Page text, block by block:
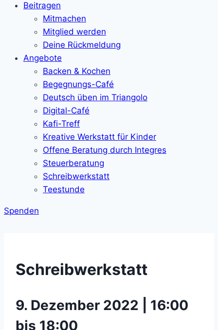
Beitragen
Mitmachen
Mitglied werden
Deine Rückmeldung
Angebote
Backen & Kochen
Begegnungs-Café
Deutsch üben im Triangolo
Digital-Café
Kafi-Treff
Kreative Werkstatt für Kinder
Offene Beratung durch Integres
Steuerberatung
Schreibwerkstatt
Teestunde
Spenden
Schreibwerkstatt
9. Dezember 2022 | 16:00
bis 18:00